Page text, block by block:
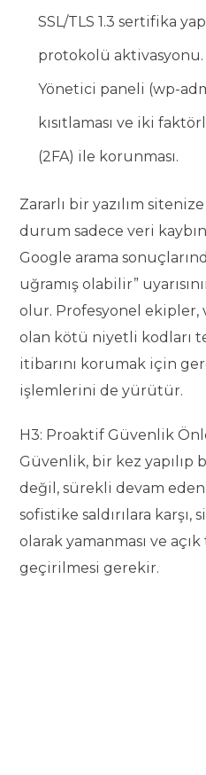
SSL/TLS 1.3 sertifika
protokolü aktivasyonu.
Yönetici paneli (wp-
kısıtlaması ve iki
(2FA) ile korunması.
Zararlı bir yazılım
durum sadece veri
Google arama
uğramış olabilir”
olur. Profesyonel ekipler,
olan kötü niyetli kodları
itibarını korumak için
işlemlerini de yürütür.
H3: Proaktif Güvenlik
Güvenlik, bir kez yapılıp
değil, sürekli devam
sofistike saldırılara
olarak yamanması ve
geçirilmesi gerekir.